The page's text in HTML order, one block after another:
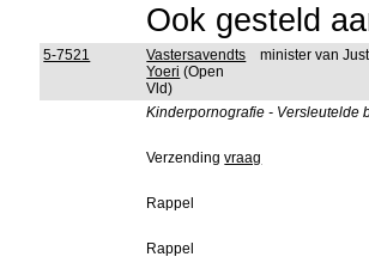
Ook gesteld
5-7521
Vastersavendts
Yoeri (Open
Vld)
minister van
Kinderpornografie - Versleutelde
Verzendingvraag
Rappel
Rappel